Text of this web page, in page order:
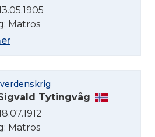
Matros
Tytingvåg
Matros